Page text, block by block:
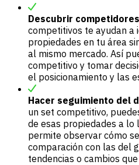
Descubrir
competitivos te ayudan a
propiedades en tu área
al mismo mercado. Así
competitivo y tomar
el posicionamiento y las
Hacer seguimiento del
un set competitivo,
de esas propiedades a
permite observar cómo
comparación con las del
tendencias o cambios